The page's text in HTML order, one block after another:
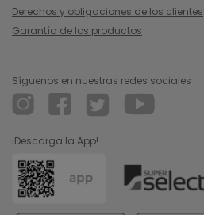
Derechos y obligaciones de los clientes
Garantía de los productos
Síguenos en nuestras redes sociales
¡Descarga la App!